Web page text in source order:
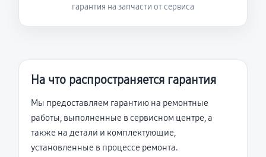
гарантия на запчасти от сервиса
На что распространяется гарантия
Мы предоставляем гарантию на ремонтные
работы, выполненные в сервисном центре, а
также на детали и комплектующие,
установленные в процессе ремонта.